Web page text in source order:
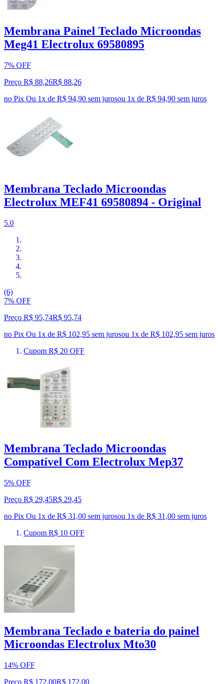
Membrana Painel Teclado Microondas
Meg41 Electrolux 69580895
7% OFF
Preço R$ 88,26R$ 88,26
no Pix Ou 1x de R$ 94,90 sem jurosou 1x de R$ 94,90 sem juros
Membrana Teclado Microondas
Electrolux MEF41 69580894 - Original
5.0
(6)
7% OFF
Preço R$ 95,74R$ 95,74
no Pix Ou 1x de R$ 102,95 sem jurosou 1x de R$ 102,95 sem juros
Cupom R$ 20 OFF
Membrana Teclado Microondas
Compatível Com Electrolux Mep37
5% OFF
Preço R$ 29,45R$ 29,45
no Pix Ou 1x de R$ 31,00 sem jurosou 1x de R$ 31,00 sem juros
Cupom R$ 10 OFF
Membrana Teclado e bateria do painel
Microondas Electrolux Mto30
14% OFF
Preço R$ 172,00R$ 172,00